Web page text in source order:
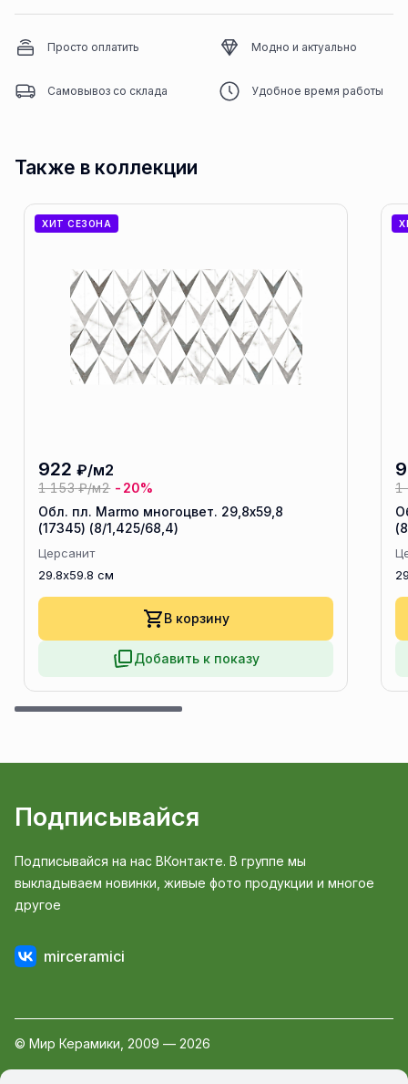
Просто оплатить Модно и актуально
Самовывоз со склада Удобное время работы
Также в коллекции
ХИТ СЕЗОНА
922 ₽/м2
1 153 ₽/м2 -20%
Обл. пл. Marmo многоцвет. 29,8х59,8
(17345) (8/1,425/68,4)
Церсанит
29.8x59.8 см
В корзину
Добавить к показу
1
Подписывайся
Подписывайся на нас ВКонтакте. В группе мы
выкладываем новинки, живые фото продукции и многое
другое
mirceramici
© Мир Керамики, 2009 — 2026